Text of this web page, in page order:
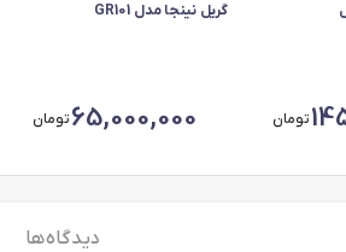
تومان
گریل نینجا مدل GR101
65,000,000تومان
دیدگاه ها